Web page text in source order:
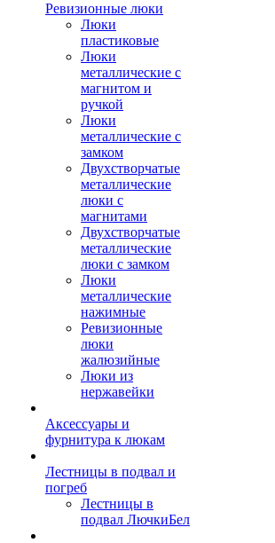
Ревизионные люки
Люки
пластиковые
Люки
металлические с
магнитом и
ручкой
Люки
металлические с
замком
Двухстворчатые
металлические
люки с
магнитами
Двухстворчатые
металлические
люки с замком
Люки
металлические
нажимные
Ревизионные
люки
жалюзийные
Люки из
нержавейки
Аксессуары и
фурнитура к люкам
Лестницы в подвал и
погреб
Лестницы в
подвал ЛючкиБел